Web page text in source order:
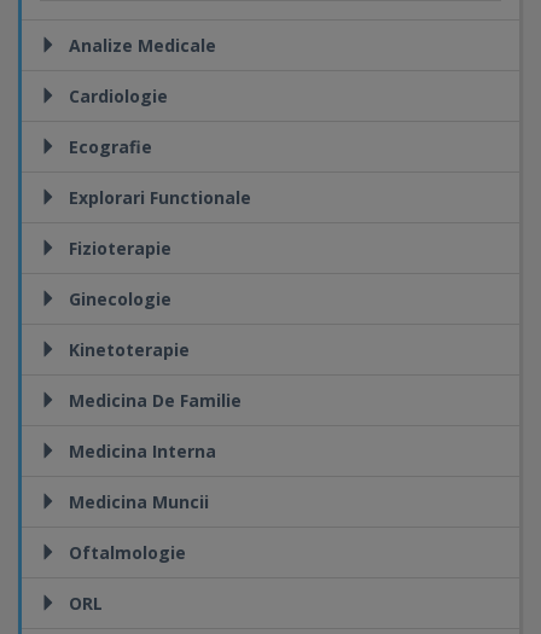
Analize Medicale
Cardiologie
Ecografie
Explorari Functionale
Fizioterapie
Ginecologie
Kinetoterapie
Medicina De Familie
Medicina Interna
Medicina Muncii
Oftalmologie
ORL